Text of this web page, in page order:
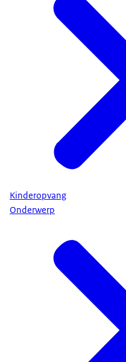
Kinderopvang
Onderwerp